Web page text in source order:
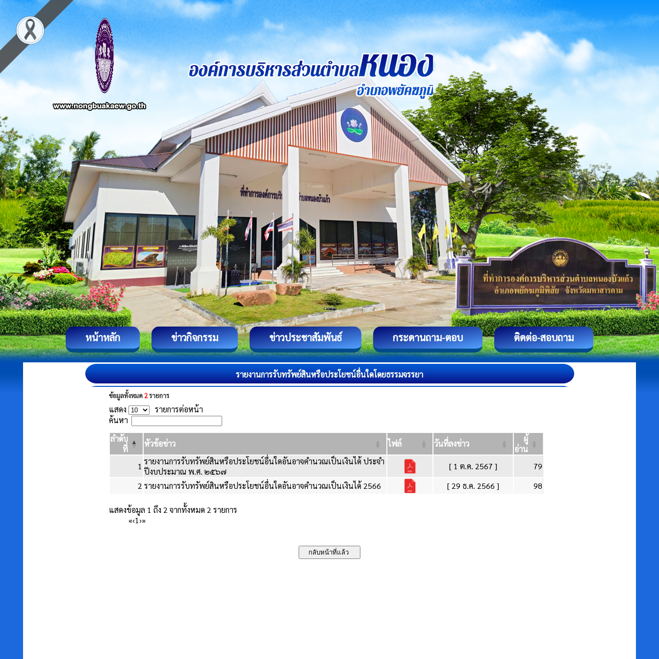
หน้าหลัก ข่าวกิจกรรม ข่าวประชาสัมพันธ์ กระดานถาม-ตอบ ติดต่อ-สอบถาม
รายงานการรับทรัพย์สินหรือประโยชน์อื่นใดโดยธรรมจรรยา
ข้อมูลทั้งหมด 2รายการ
แสดง
รายการต่อหน้า
ค้นหา
ลำดับ
ที่
หัวข้อข่าว ไฟล์ วันที่ลงข่าว
ผู้
อ่าน
1 รายงานการรับทรัพย์สินหรือประโยชน์อื่นใดอันอาจคำนวณเป็นเงินได้ ประจำ
ปีงบประมาณ พ.ศ. ๒๕๖๗
[ 1 ต.ค. 2567 ]
79
2 รายงานการรับทรัพย์สินหรือประโยชน์อื่นใดอันอาจคำนวณเป็นเงินได้ 2566 [ 29 ธ.ค. 2566 ] 98
แสดงข้อมูล 1 ถึง 2 จากทั้งหมด 2 รายการ
«‹1›»